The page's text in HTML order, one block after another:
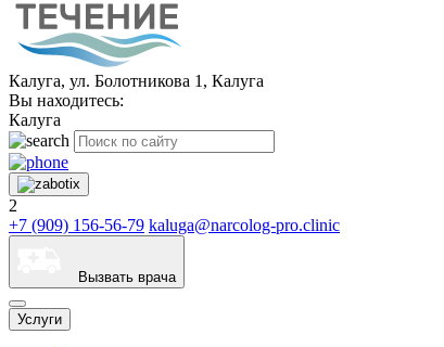
Калуга, ул. Болотникова 1, Калуга
Вы находитесь:
Калуга
2
+7 (909) 156-56-79 kaluga@narcolog-pro.clinic
Вызвать врача
Услуги